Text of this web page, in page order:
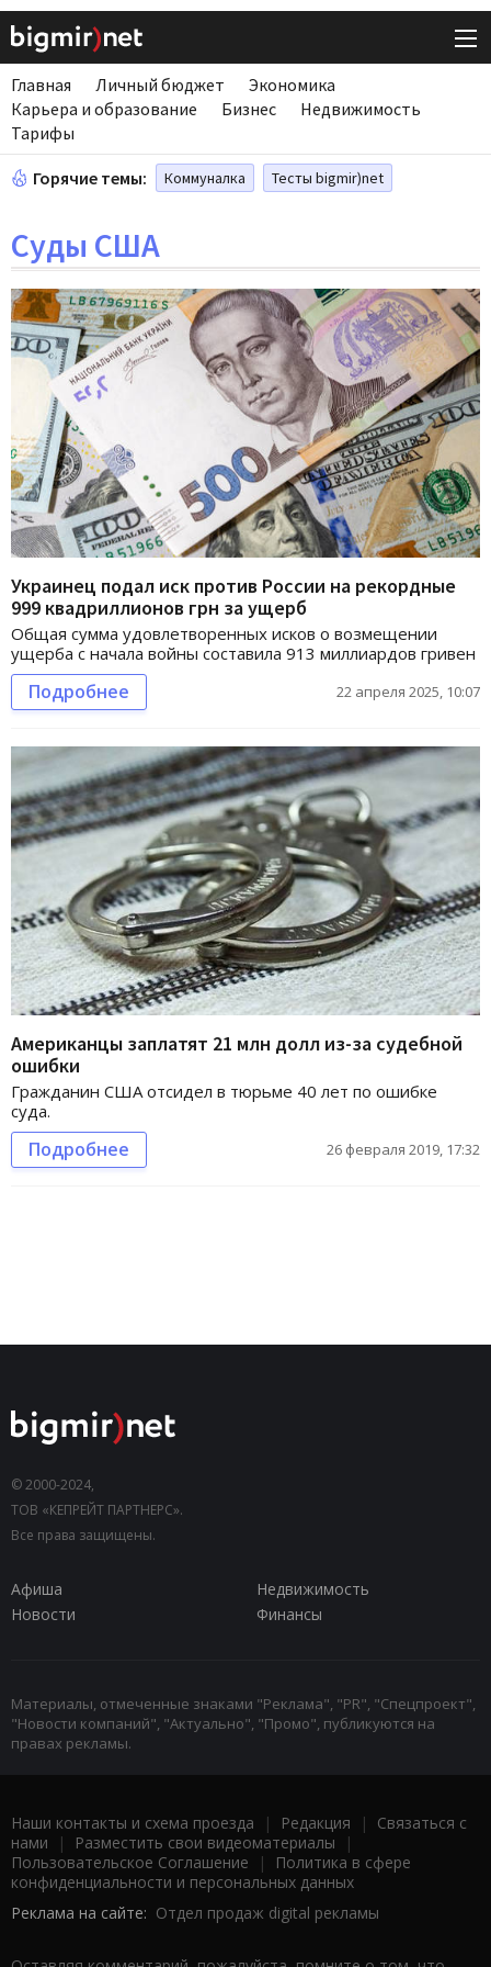
Главная Личный бюджет
Экономика
Карьера и образование
Бизнес
Недвижимость
Тарифы
Горячие темы: Коммуналка Тесты bigmir)net
Суды США
Украинец подал иск против России на рекордные
999 квадриллионов грн за ущерб
Общая сумма удовлетворенных исков о возмещении
ущерба с начала войны составила 913 миллиардов гривен
Подробнее 22 апреля 2025, 10:07
Американцы заплатят 21 млн долл из-за судебной
ошибки
Гражданин США отсидел в тюрьме 40 лет по ошибке
суда.
Подробнее 26 февраля 2019, 17:32
© 2000-2024,
ТОВ «КЕПРЕЙТ ПАРТНЕРС».
Все права защищены.
Афиша
Недвижимость
Новости
Финансы
Материалы, отмеченные знаками "Реклама", "PR", "Спецпроект",
"Новости компаний", "Актуально", "Промо", публикуются на
правах рекламы.
Наши контакты и схема проезда | Редакция | Связаться с
нами | Разместить свои видеоматериалы |
Пользовательское Соглашение |
Политика в сфере
конфиденциальности и персональных данных
Реклама на сайте: Отдел продаж digital рекламы